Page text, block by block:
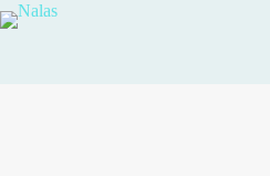
Salta
al